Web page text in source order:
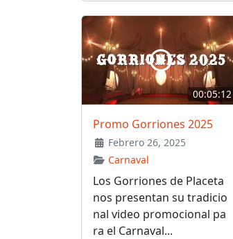
00:05:12
Promo Gorriones 2025
Febrero 26, 2025
Carnaval
Los Gorriones de Placeta
nos presentan su tradicio
nal video promocional pa
ra el Carnaval...